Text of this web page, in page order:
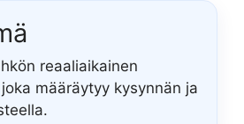
reaaliaikainen
määräytyy kysynnän ja